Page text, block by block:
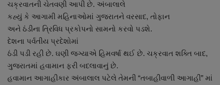
ગુજરાત
જુનાગઢ
Support US
ચક્રવાતની ચેતવણી આપી છે. અંબાલાલે
કહ્યું કે આગામી મહિનાઓમાં ગુજરાતને વરસાદ, તોફાન
અને ઠંડીના ત્રિવિધ પ્રકોપનો સામનો કરવો પડશે.
દેશના પર્વતીય પ્રદેશોમાં
ઠંડી પડી રહી છે. ઘણી જગ્યાએ હિમવર્ષા થઈ છે. ચક્રવાત શક્તિ બાદ,
ગુજરાતમાં હવામાન ફરી બદલાવાનું છે.
હવામાન આગાહીકાર અંબાલાલ પટેલે તેમની “તબાહીવાળી આગાહી” માં